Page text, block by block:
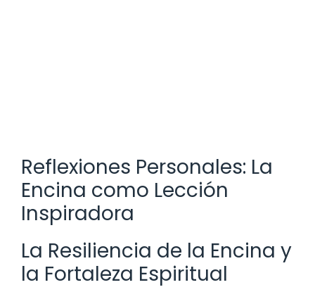
Reflexiones Personales: La
Encina como Lección
Inspiradora
La Resiliencia de la Encina y
la Fortaleza Espiritual